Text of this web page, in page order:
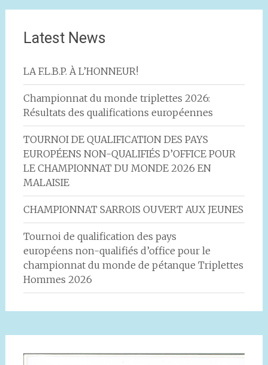
Latest News
LA F.L.B.P. À L’HONNEUR!
Championnat du monde triplettes 2026:
Résultats des qualifications européennes
TOURNOI DE QUALIFICATION DES PAYS
EUROPÉENS NON-QUALIFIÉS D’OFFICE POUR
LE CHAMPIONNAT DU MONDE 2026 EN
MALAISIE
CHAMPIONNAT SARROIS OUVERT AUX JEUNES
Tournoi de qualification des pays
européens non-qualifiés d’office pour le
championnat du monde de pétanque Triplettes
Hommes 2026